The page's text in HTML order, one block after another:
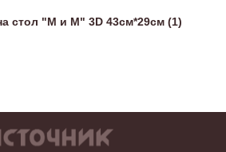
стол "М и М" 3D 43см*29см (1)